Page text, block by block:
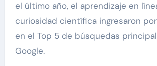
el último año, el aprendizaje en
curiosidad científica ingresaron
en el Top 5 de búsquedas
Google.